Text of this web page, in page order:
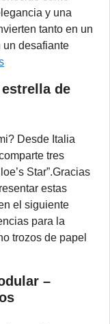
y una
tanto en un
un desafiante
de
Desde Italia
tres
Star”.Gracias
estas
el siguiente
para la
trozos de papel
–